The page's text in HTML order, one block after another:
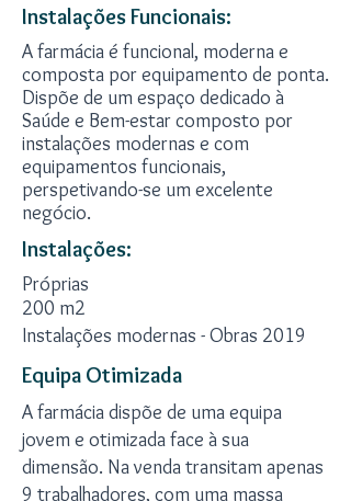
Instalações Funcionais:
A farmácia é funcional, moderna e
composta por equipamento de ponta.
Dispõe de um espaço dedicado à
Saúde e Bem-estar composto por
instalações modernas e com
equipamentos funcionais,
perspetivando-se um excelente
negócio.
Instalações:
Próprias
200 m2
Instalações modernas - Obras 2019
Equipa Otimizada
A farmácia dispõe de uma equipa
jovem e otimizada face à sua
dimensão. Na venda transitam apenas
9 trabalhadores, com uma massa